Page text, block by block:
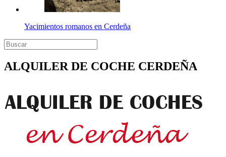
Yacimientos romanos en Cerdeña
ALQUILER DE COCHE CERDEÑA